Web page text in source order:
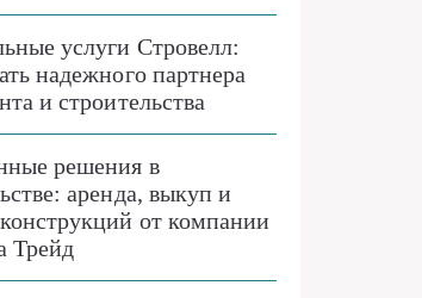
услуги Стровелл:
надежного партнера
и строительства
решения в
аренда, выкуп и
от компании
Трейд